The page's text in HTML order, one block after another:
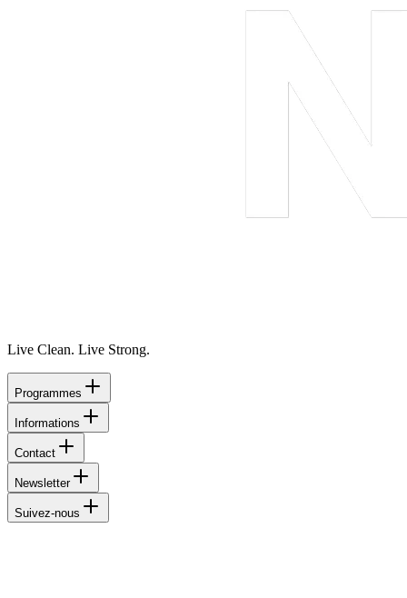
Live Clean. Live Strong.
Programmes
Informations
Contact
Newsletter
Suivez-nous